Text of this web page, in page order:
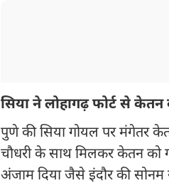
सिया ने लोहागढ़ फोर्ट से
पुणे की सिया गोयल पर मंगेतर
चौधरी के साथ मिलकर केतन को
अंजाम दिया जैसे इंदौर की सोनम